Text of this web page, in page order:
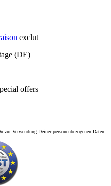
exclut
(DE)
offers
Verwendung Deiner personenbezogenen Daten